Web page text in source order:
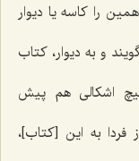
را کاسه یا دیوار
و به دیوار، کتاب
اشکالی هم پیش
فردا به این [کتاب]،